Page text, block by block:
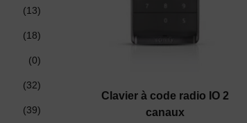
(13)
(18)
(0)
(32)
(39)
Clavier à code radio IO 2
canaux